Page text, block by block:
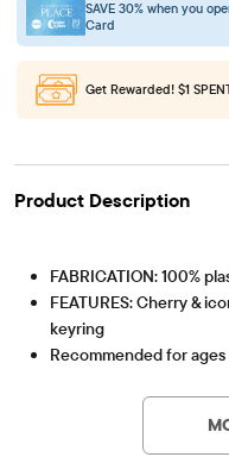
SAVE 30% when you
Card
Get Rewarded! $1
Product Description
FABRICATION: 100%
FEATURES: Cherry &
keyring
Recommended for ages